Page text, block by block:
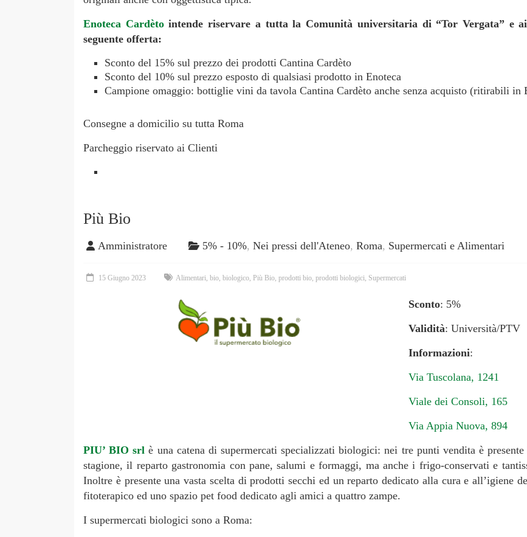
Enoteca Cardètointende riservare a tutta la Comunità universitaria di “Tor Vergata” e
seguente offerta:
Sconto del 15% sul prezzo dei prodotti Cantina Cardèto
Sconto del 10% sul prezzo esposto di qualsiasi prodotto in Enoteca
Campione omaggio: bottiglie vini da tavola Cantina Cardèto anche senza acquisto (ritirabili in
Consegne a domicilio su tutta Roma
Parcheggio riservato ai Clienti
Più Bio
Amministratore 5% - 10%, Nei pressi dell'Ateneo, Roma, Supermercati e Alimentari
15 Giugno 2023 Alimentari, bio, biologico, Più Bio, prodotti bio, prodotti biologici, Supermercati
Sconto: 5%
Validità: Università/PTV
Informazioni:
Via Tuscolana, 1241
Viale dei Consoli, 165
Via Appia Nuova, 894
PIU’ BIO srl è una catena di supermercati specializzati biologici: nei tre punti vendita è
stagione, il reparto gastronomia con pane, salumi e formaggi, ma anche i frigo-conservati e
Inoltre è presente una vasta scelta di prodotti secchi ed un reparto dedicato alla cura e all’igiene
fitoterapico ed uno spazio pet food dedicato agli amici a quattro zampe.
I supermercati biologici sono a Roma: